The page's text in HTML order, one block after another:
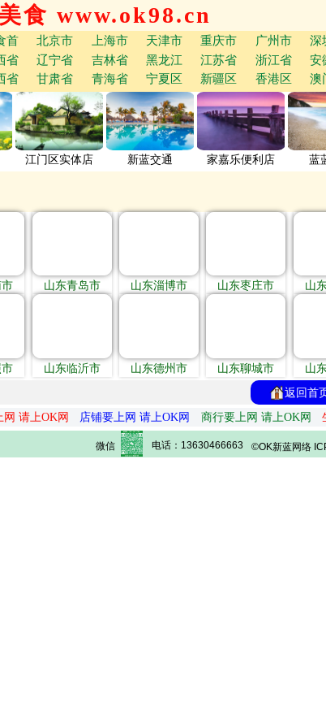
美食 www.ok98.cn
首 北京市 上海市 天津市 重庆市 广州市 深
省
辽宁省 吉林省 黑龙江 江苏省 浙江省 安
省
甘肃省 青海省 宁夏区 新疆区 香港区 澳
江门区实体店 新蓝交通 家嘉乐便利店 蓝
山东青岛市 山东淄博市 山东枣庄市 山
山东临沂市 山东德州市 山东聊城市 山
返回首
网 请上OK网 店铺要上网 请上OK网 商行要上网 请上OK网
微信 电话：13630466663 ©OK新蓝网络